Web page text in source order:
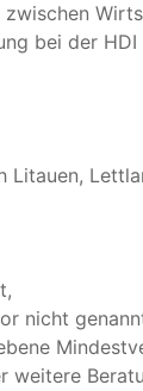
bei der HDI
nicht